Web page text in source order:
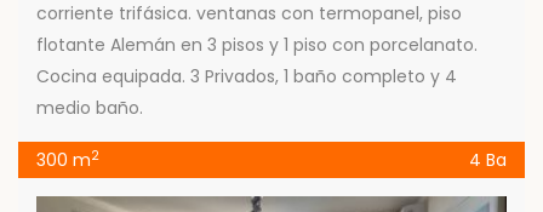
corriente trifásica. ventanas con termopanel, piso
flotante Alemán en 3 pisos y 1 piso con porcelanato.
Cocina equipada. 3 Privados, 1 baño completo y 4
medio baño.
300 m2 4 Ba